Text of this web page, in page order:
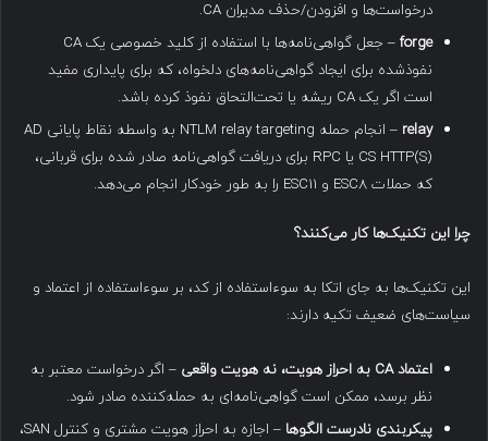
درخواست‌ها و افزودن/حذف مدیران CA.
forge
– جعل گواهی‌نامه‌ها با استفاده از کلید خصوصی یک CA
نفوذشده برای ایجاد گواهی‌نامه‌های دلخواه، که برای پایداری مفید
است اگر یک CA ریشه یا تحت‌التحاق نفوذ کرده باشد.
relay
– انجام حمله NTLM relay targeting به واسطه نقاط پایانی AD
CS HTTP(S) یا RPC برای دریافت گواهی‌نامه صادر شده برای قربانی،
که حملات ESC8 و ESC11 را به طور خودکار انجام می‌دهد.
چرا این تکنیک‌ها کار می‌کنند؟
این تکنیک‌ها به جای اتکا به سوءاستفاده از کد، بر سوءاستفاده از اعتماد و
سیاست‌های ضعیف تکیه دارند:
اعتمادCA به احراز هویت، نه هویت واقعی – اگر درخواست معتبر به
نظر برسد، ممکن است گواهی‌نامه‌ای به حمله‌کننده صادر شود.
پیکربندی نادرست الگوها
– اجازه به احراز هویت مشتری و کنترل SAN،